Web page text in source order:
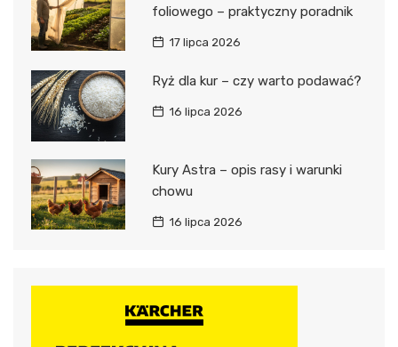
foliowego – praktyczny poradnik
17 lipca 2026
Ryż dla kur – czy warto podawać?
16 lipca 2026
Kury Astra – opis rasy i warunki
chowu
16 lipca 2026